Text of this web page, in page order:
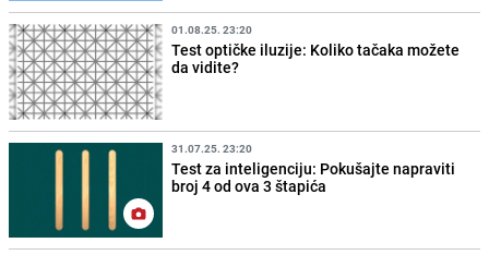
01.08.25. 23:20
Test optičke iluzije: Koliko tačaka možete
da vidite?
31.07.25. 23:20
Test za inteligenciju: Pokušajte napraviti
broj 4 od ova 3 štapića